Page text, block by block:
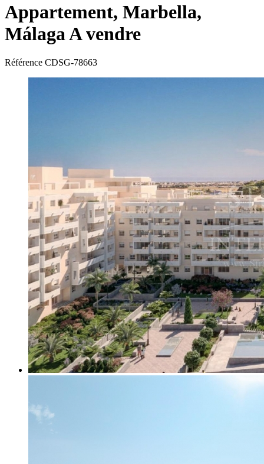
Appartement, Marbella,
MálagaA vendre
Référence CDSG-78663